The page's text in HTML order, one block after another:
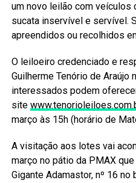
um novo leilão com veículos
sucata inservível e servível.
apreendidos ou recolhidos
O leiloeiro credenciado e
Guilherme Tenório de Araújo
interessados podem
site
março às 15h (horário de
A visitação aos lotes vai
março no pátio da PMAX
Gigante Adamastor, nº 16 no